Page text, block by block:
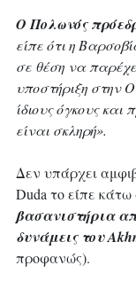
Ο Πολωνός
είπε ότι η
σε θέση να
υποστήριξη στην
ίδιους όγκους και
είναι σκληρή».
Δεν υπάρχει
Duda το είπε
βασανιστήρια
δυνάμεις του
προφανώς).